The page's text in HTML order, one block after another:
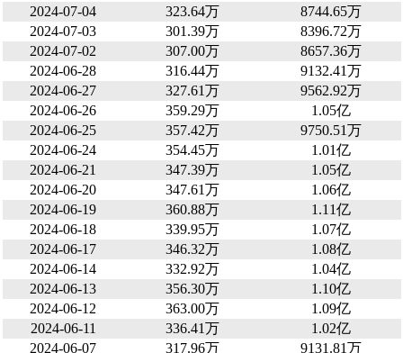
2024-07-04
323.64万
8744.65万
2024-07-03
301.39万
8396.72万
2024-07-02
307.00万
8657.36万
2024-06-28
316.44万
9132.41万
2024-06-27
327.61万
9562.92万
2024-06-26
359.29万
1.05亿
2024-06-25
357.42万
9750.51万
2024-06-24
354.45万
1.01亿
2024-06-21
347.39万
1.05亿
2024-06-20
347.61万
1.06亿
2024-06-19
360.88万
1.11亿
2024-06-18
339.95万
1.07亿
2024-06-17
346.32万
1.08亿
2024-06-14
332.92万
1.04亿
2024-06-13
356.30万
1.10亿
2024-06-12
363.00万
1.09亿
2024-06-11
336.41万
1.02亿
2024-06-07
317.96万 9131.81万